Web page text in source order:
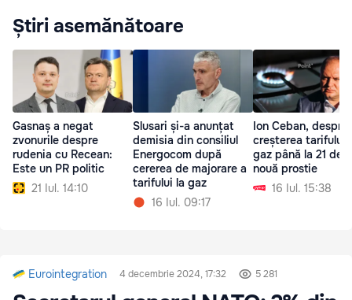
Știri asemănătoare
Gasnaș a negat
zvonurile despre
rudenia cu Recean:
Este un PR politic
21 Iul. 14:10
Slusari și-a anunțat
demisia din consiliul
Energocom după
cererea de majorare a
tarifului la gaz
16 Iul. 09:17
Ion Ceban, despre
creșterea tarifului
gaz până la 21 de
nouă prostie
16 Iul. 15:38
Eurointegration 4 decembrie 2024, 17:32 5 281